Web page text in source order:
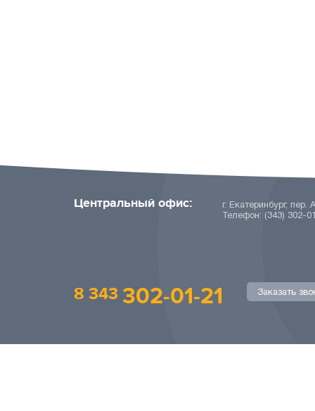
Центральный офис:
г. Екатеринбург,
Телефон: (343) 302-
8 343 302-01-21 Заказать